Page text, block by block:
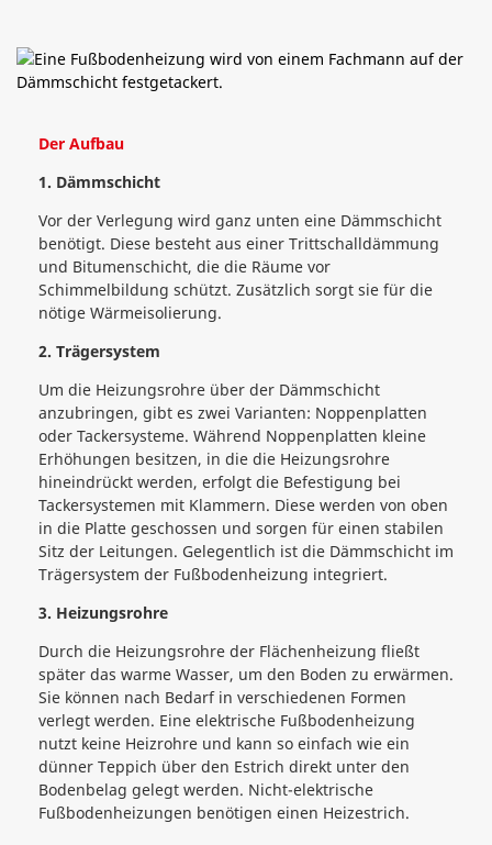
Der Aufbau
1. Dämmschicht
Vor der Verlegung wird ganz unten eine Dämmschicht
benötigt. Diese besteht aus einer Trittschalldämmung
und Bitumenschicht, die die Räume vor
Schimmelbildung schützt. Zusätzlich sorgt sie für die
nötige Wärmeisolierung.
2. Trägersystem
Um die Heizungsrohre über der Dämmschicht
anzubringen, gibt es zwei Varianten: Noppenplatten
oder Tackersysteme. Während Noppenplatten kleine
Erhöhungen besitzen, in die die Heizungsrohre
hineindrückt werden, erfolgt die Befestigung bei
Tackersystemen mit Klammern. Diese werden von oben
in die Platte geschossen und sorgen für einen stabilen
Sitz der Leitungen. Gelegentlich ist die Dämmschicht im
Trägersystem der Fußbodenheizung integriert.
3. Heizungsrohre
Durch die Heizungsrohre der Flächenheizung fließt
später das warme Wasser, um den Boden zu erwärmen.
Sie können nach Bedarf in verschiedenen Formen
verlegt werden. Eine elektrische Fußbodenheizung
nutzt keine Heizrohre und kann so einfach wie ein
dünner Teppich über den Estrich direkt unter den
Bodenbelag gelegt werden. Nicht-elektrische
Fußbodenheizungen benötigen einen Heizestrich.